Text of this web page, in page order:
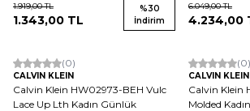
1.919,00TL
1.343,00 TL
%30
İndirim
6.049,00TL
4.234,00
(0)
CALVIN KLEIN
Calvin Klein HW02973-BEH Vulc
Lace Up Lth Kadın Günlük
(0)
CALVIN KLEIN
Calvin Klein
Molded